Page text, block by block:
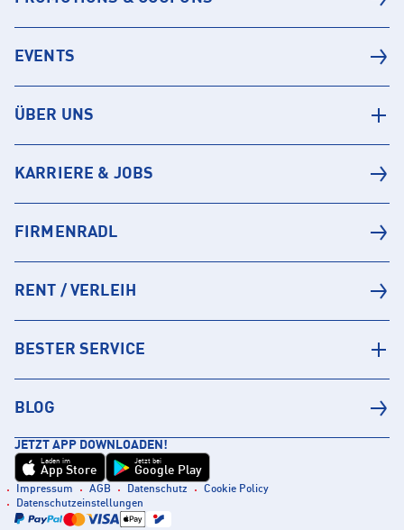
EVENTS
ÜBER UNS
KARRIERE & JOBS
FIRMENRADL
RENT / VERLEIH
BESTER SERVICE
BLOG
JETZT APP DOWNLOADEN!
Laden im
App Store
Jetzt bei
Google Play
Impressum AGB Datenschutz
Cookie Policy
Datenschutzeinstellungen